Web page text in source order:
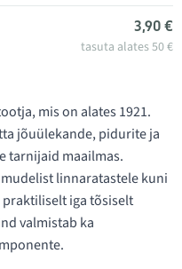
3,90 €
tasuta alates 50 €
mis on alates 1921.
jõuülekande, pidurite ja
tarnijaid maailmas.
linnaratastele kuni
iga tõsiselt
valmistab ka